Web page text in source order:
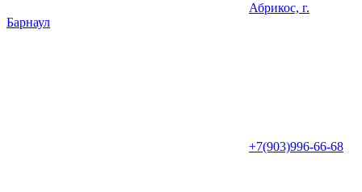
Абрикос, г.
Барнаул
+7(903)996-66-68